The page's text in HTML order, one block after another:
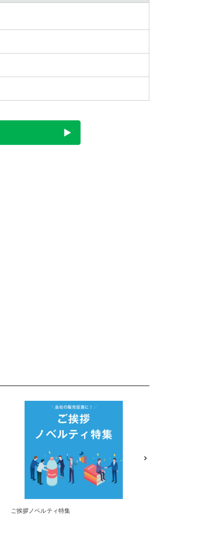
ご挨拶ノベルティ特集